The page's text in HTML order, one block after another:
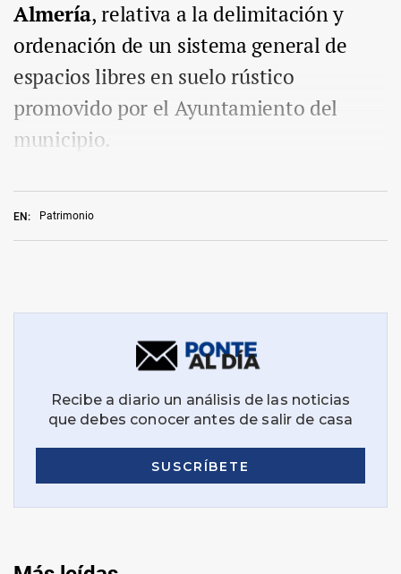
EN: Patrimonio
Almería, relativa a la delimitación y
ordenación de un sistema general de
espacios libres en suelo rústico
promovido por el Ayuntamiento del
municipio.